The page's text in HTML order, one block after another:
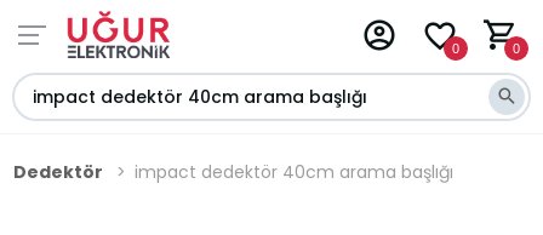
0 0
Dedektör impact dedektör 40cm arama başlığı